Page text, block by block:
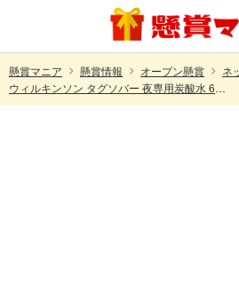
懸賞マニア
懸賞情報 オープン懸賞
ネ
ウィルキンソン タグソバー 夜専用炭酸水 6本セットが100名様に当たる！アサヒのプレゼントキャンペーン